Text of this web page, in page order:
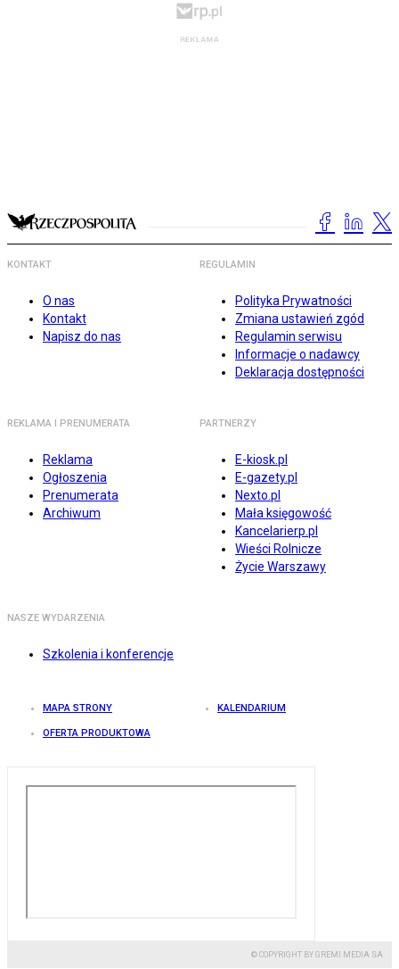
KONTAKT
O nas
Kontakt
Napisz do nas
REGULAMIN
Polityka Prywatności
Zmiana ustawień zgód
Regulamin serwisu
Informacje o nadawcy
Deklaracja dostępności
REKLAMA I PRENUMERATA
Reklama
Ogłoszenia
Prenumerata
Archiwum
PARTNERZY
E-kiosk.pl
E-gazety.pl
Nexto.pl
Mała księgowość
Kancelarierp.pl
Wieści Rolnicze
Życie Warszawy
NASZE WYDARZENIA
Szkolenia i konferencje
MAPA STRONY KALENDARIUM
OFERTA PRODUKTOWA
© COPYRIGHT BY GREMI MEDIA SA